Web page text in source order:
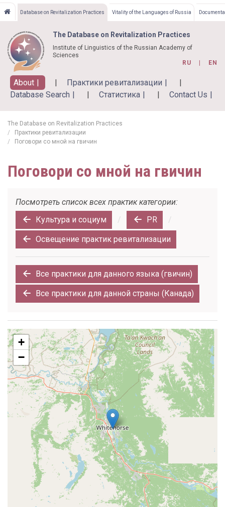
Skip
content
Database on Revitalization Practices Vitality of the Languages of Russia
The Database on Revitalization Practices
Institute of Linguistics of the Russian Academy of
Sciences
RU
EN
About
Практики ревитализации
Database Search
Статистика Contact Us
The Database on Revitalization Practices
Практики ревитализации
Поговори со мной на гвичин
Поговори со мной на гвичин
Посмотреть список всех практик категории:
Культура и социум
/ PR /
Освещение практик ревитализации
Все практики для данного языка (гвичин)
Все практики для данной страны (Канада)
+
−